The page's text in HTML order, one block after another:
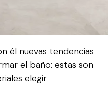
él nuevas tendencias
el baño: estas son
elegir